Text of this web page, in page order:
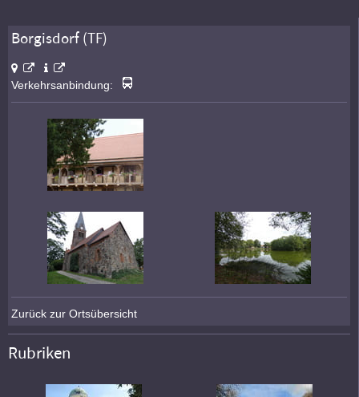
Borgisdorf (TF)
Verkehrsanbindung:
Zurück zur Ortsübersicht
Rubriken